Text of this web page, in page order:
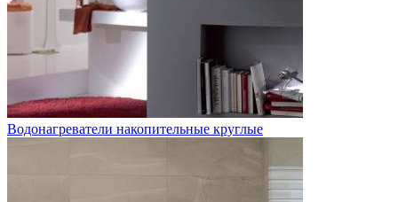
Водонагреватели накопительные круглые